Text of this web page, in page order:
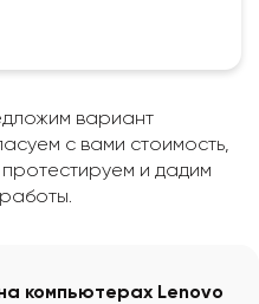
вариант
с вами стоимость,
и дадим
компьютерах Lenovo